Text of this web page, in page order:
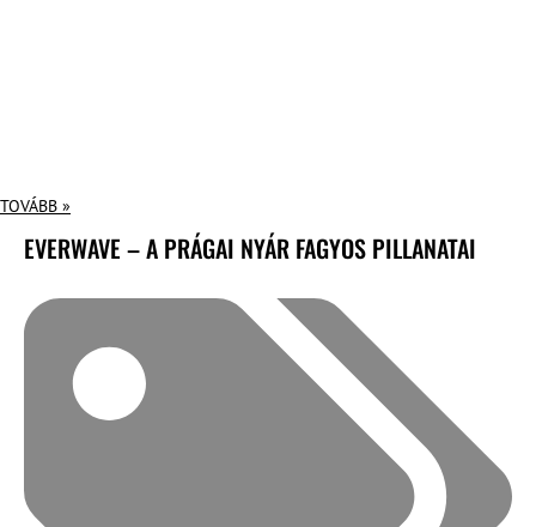
TOVÁBB »
EVERWAVE – A PRÁGAI NYÁR FAGYOS PILLANATAI